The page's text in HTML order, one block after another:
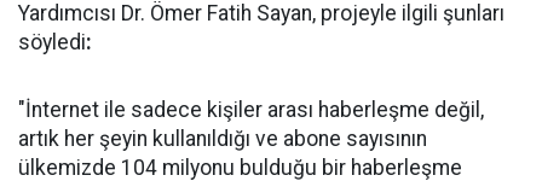
Yardımcısı Dr. Ömer Fatih Sayan, projeyle ilgili şunları
söyledi:
"İnternet ile sadece kişiler arası haberleşme değil,
artık her şeyin kullanıldığı ve abone sayısının
ülkemizde 104 milyonu bulduğu bir haberleşme